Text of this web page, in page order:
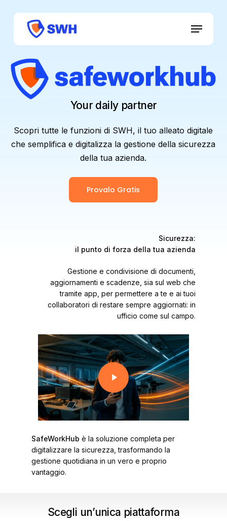
Your daily partner
Scopri tutte le funzioni di SWH, il tuo alleato digitale
che semplifica e digitalizza la gestione della sicurezza
della tua azienda.
Provalo Gratis
Sicurezza:
il punto di forza della tua azienda
Gestione e condivisione di documenti,
aggiornamenti e scadenze, sia sul web che
tramite app, per permettere a te e ai tuoi
collaboratori di restare sempre aggiornati: in
ufficio come sul campo.
Play Video
Play Video
SafeWorkHub è la soluzione completa per
digitalizzare la sicurezza, trasformando la
gestione quotidiana in un vero e proprio
vantaggio.
Scegli un’unica piattaforma